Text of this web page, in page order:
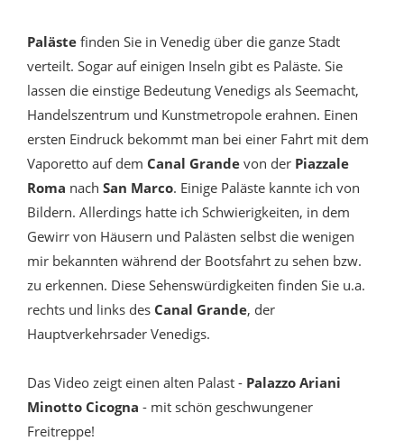
Paläste finden Sie in Venedig über die ganze Stadt
verteilt. Sogar auf einigen Inseln gibt es Paläste. Sie
lassen die einstige Bedeutung Venedigs als Seemacht,
Handelszentrum und Kunstmetropole erahnen. Einen
ersten Eindruck bekommt man bei einer Fahrt mit dem
Vaporetto auf dem Canal Grande von der Piazzale
Roma nach San Marco. Einige Paläste kannte ich von
Bildern. Allerdings hatte ich Schwierigkeiten, in dem
Gewirr von Häusern und Palästen selbst die wenigen
mir bekannten während der Bootsfahrt zu sehen bzw.
zu erkennen. Diese Sehenswürdigkeiten finden Sie u.a.
rechts und links des Canal Grande, der
Hauptverkehrsader Venedigs.
Das Video zeigt einen alten Palast - Palazzo Ariani
Minotto Cicogna - mit schön geschwungener
Freitreppe!